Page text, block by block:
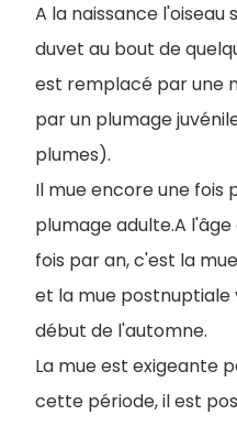
A la naissance
duvet au bout de
est remplacé par une
par un plumage
plumes).
Il mue encore une fois
plumage adulte.A
fois par an, c'est la
et la mue postnuptiale
début de l'automne.
La mue est exigeante
cette période, il est